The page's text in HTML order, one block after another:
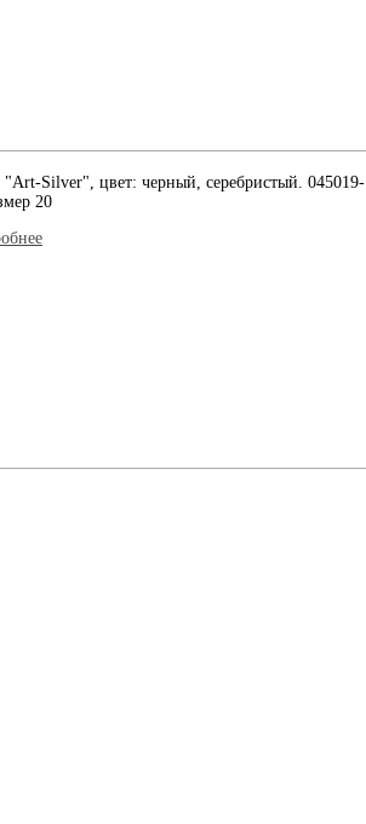
"Art-Silver", цвет: черный, серебристый. 045019-
20